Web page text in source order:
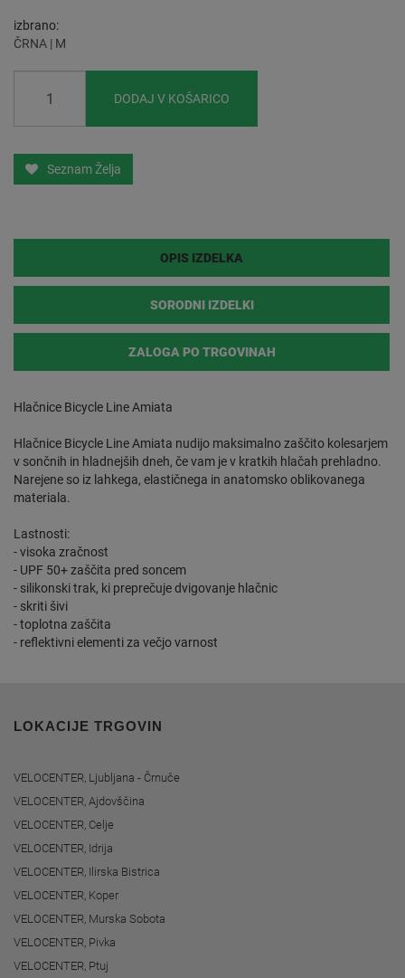
izbrano
ČRNA | M
DODAJ V KOŠARICO
Seznam Želja
OPIS IZDELKA
SORODNI IZDELKI
ZALOGA PO TRGOVINAH
Hlačnice Bicycle Line Amiata
Hlačnice Bicycle Line Amiata nudijo maksimalno zaščito kolesarjem
v sončnih in hladnejših dneh, če vam je v kratkih hlačah prehladno.
Narejene so iz lahkega, elastičnega in anatomsko oblikovanega
materiala.
Lastnosti:
- visoka zračnost
- UPF 50+ zaščita pred soncem
- silikonski trak, ki preprečuje dvigovanje hlačnic
- skriti šivi
- toplotna zaščita
- reflektivni elementi za večjo varnost
LOKACIJE TRGOVIN
VELOCENTER, Ljubljana - Črnuče
VELOCENTER, Ajdovščina
VELOCENTER, Celje
VELOCENTER, Idrija
VELOCENTER, Ilirska Bistrica
VELOCENTER, Koper
VELOCENTER, Murska Sobota
VELOCENTER, Pivka
VELOCENTER, Ptuj